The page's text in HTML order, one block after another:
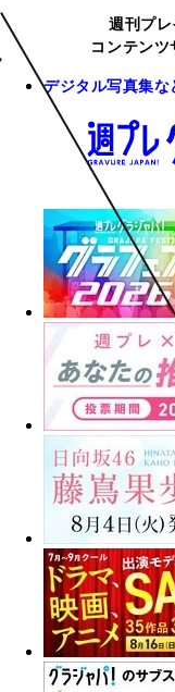
週刊プ
コンテンツ
デジタル写真集